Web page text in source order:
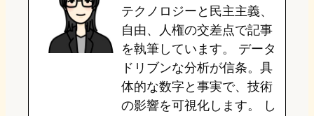
d
o
n
k
y
o
k
a
テクノロジーと民主主義、
自由、人権の交差点で記事
を執筆しています。 データ
ドリブンな分析が信条。具
体的な数字と事実で、技術
の影響を可視化します。 し